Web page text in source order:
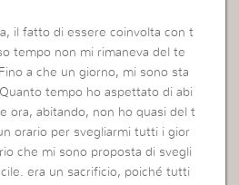
il fatto di essere coinvolta con t
tempo non mi rimaneva del te
a che un giorno, mi sono sta
tempo ho aspettato di abi
ora, abitando, non ho quasi del t
orario per svegliarmi tutti i gior
che mi sono proposta di svegli
era un sacrificio, poiché tutti